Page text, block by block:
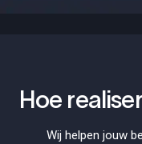
Hoe
Wij helpen jouw